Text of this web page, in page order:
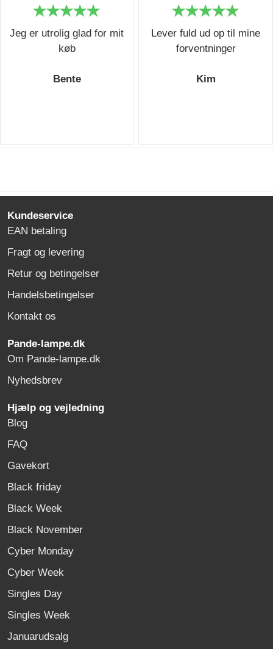
Jeg er utrolig glad for mit
køb
Bente
Lever fuld ud op til mine
forventninger
Kim
Kundeservice
EAN betaling
Fragt og levering
Retur og betingelser
Handelsbetingelser
Kontakt os
Pande-lampe.dk
Om Pande-lampe.dk
Nyhedsbrev
Hjælp og vejledning
Blog
FAQ
Gavekort
Black friday
Black Week
Black November
Cyber Monday
Cyber Week
Singles Day
Singles Week
Januarudsalg